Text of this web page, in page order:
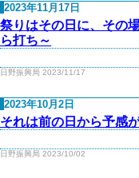
2023年11月17日
祭りはその日に、その
ら打ち～
日野振興局 2023/11/17
2023年10月2日
それは前の日から予感
日野振興局 2023/10/02